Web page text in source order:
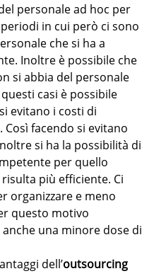
personale ad hoc per
in cui però ci sono
che si ha a
Inoltre è possibile che
si abbia del personale
casi è possibile
evitano i costi di
facendo si evitano
si ha la possibilità di
per quello
più efficiente. Ci
organizzare e meno
questo motivo
una minore dose di
dell’outsourcing